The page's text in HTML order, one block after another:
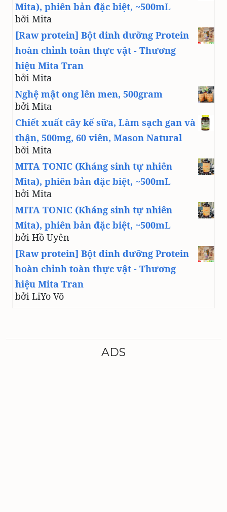
Mita), phiên bản đặc biệt, ~500mL
bởi Mita
[Raw protein] Bột dinh dưỡng Protein
hoàn chỉnh toàn thực vật - Thương
hiệu Mita Tran
bởi Mita
Nghệ mật ong lên men, 500gram
bởi Mita
Chiết xuất cây kế sữa, Làm sạch gan và
thận, 500mg, 60 viên, Mason Natural
bởi Mita
MITA TONIC (Kháng sinh tự nhiên
Mita), phiên bản đặc biệt, ~500mL
bởi Mita
MITA TONIC (Kháng sinh tự nhiên
Mita), phiên bản đặc biệt, ~500mL
bởi Hồ Uyên
[Raw protein] Bột dinh dưỡng Protein
hoàn chỉnh toàn thực vật - Thương
hiệu Mita Tran
bởi LiYo Võ
ADS